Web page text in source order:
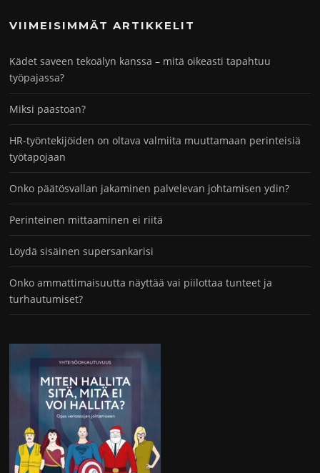
VIIMEISIMMÄT ARTIKKELIT
Kädet saveen tekoälyn kanssa – mitä oikeasti tapahtuu
työpajassa?
Miksi paastoan?
HR-työntekijöiden on oltava valmiita muuttamaan perinteisiä
työtapojaan
Onko päätösvallan jakaminen palvelevan johtamisen ydin?
Perinteinen mittaaminen ei riitä
Löydä sisäinen supersankarisi
Onko ammattimaisuutta näyttää vai piilottaa tunteet ja
turhautumiset?